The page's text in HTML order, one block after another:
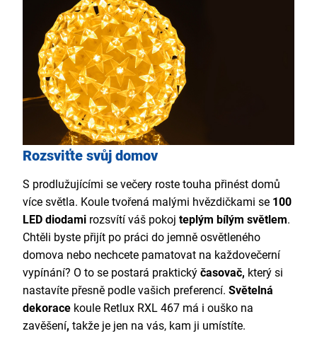
Rozsviťte svůj domov
S prodlužujícími se večery roste touha přinést domů
více světla. Koule tvořená malými hvězdičkami se 100
LED diodami rozsvítí váš pokoj teplým bílým světlem.
Chtěli byste přijít po práci do jemně osvětleného
domova nebo nechcete pamatovat na každovečerní
vypínání? O to se postará praktický časovač, který si
nastavíte přesně podle vašich preferencí. Světelná
dekorace koule Retlux RXL 467 má i ouško na
zavěšení, takže je jen na vás, kam ji umístíte.